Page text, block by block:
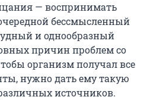
— воспринимать
бессмысленный
и однообразный
причин проблем со
организм получал все
нужно дать ему такую
источников.